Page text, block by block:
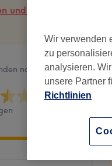
online buchen
nach ihrem Besuch
Wir verwenden
zu
analysieren.
unsere Partner
Richtlinien